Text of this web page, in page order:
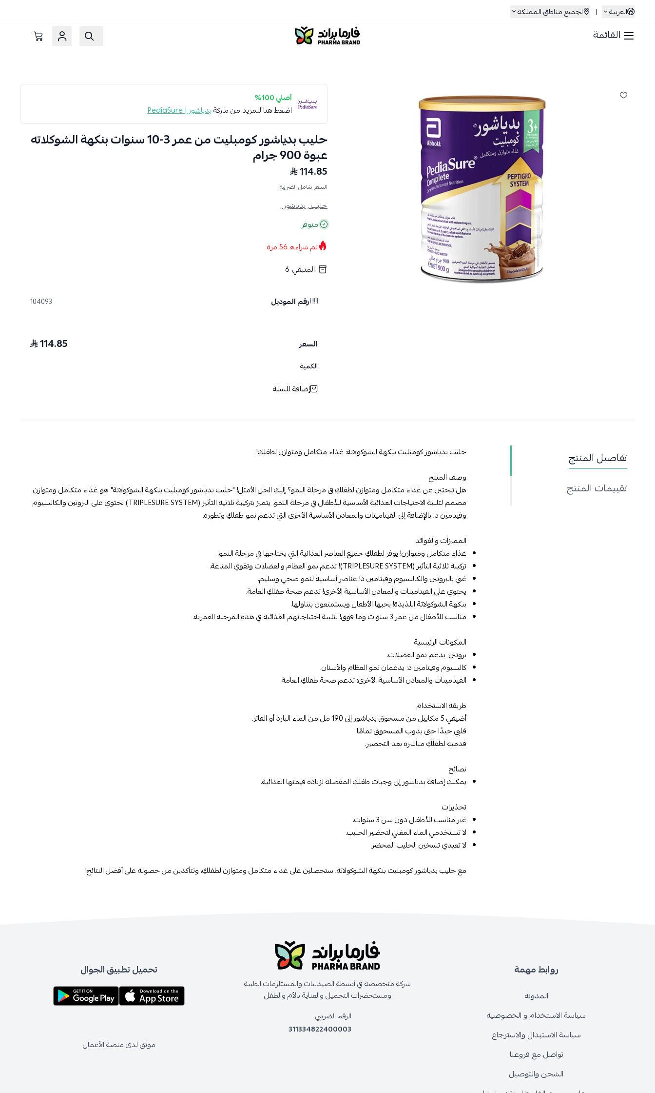
العربية | لجميع مناطق المملكة
القائمة صيدلية فارما براند
أصلي 100%
اضغط هنا للمزيد من ماركةبدياشور | PediaSure
حليب بدياشور كومبليت من عمر 3-10 سنوات بنكهة الشوكلاته
عبوة 900 جرام
114.85
السعر شامل الضريبة
حليب ,بدياشور ,
متوفر
تم شراءه56مرة
المتبقي 6
رقم الموديل 104093
السعر 114.85
الكمية
إضافة للسلة
تفاصيل المنتج
تقييمات المنتج
حليب بدياشور كومبليت بنكهة الشوكولاتة: غذاء متكامل ومتوازن لطفلكِ!
وصف المنتج
هل تبحثين عن غذاء متكامل ومتوازن لطفلكِ في مرحلة النمو؟ إليكِ الحل الأمثل! "حليب بدياشور كومبليت بنكهة الشوكولاتة" هو غذاء متكامل ومتوازن
مصمم لتلبية الاحتياجات الغذائية الأساسية للأطفال في مرحلة النمو. يتميز بتركيبة ثلاثية التأثير (TRIPLESURE SYSTEM) تحتوي على البروتين والكالسيوم
وفيتامين د، بالإضافة إلى الفيتامينات والمعادن الأساسية الأخرى التي تدعم نمو طفلكِ وتطوره.
المميزات والفوائد
غذاء متكامل ومتوازن! يوفر لطفلكِ جميع العناصر الغذائية التي يحتاجها في مرحلة النمو.
تركيبة ثلاثية التأثير (TRIPLESURE SYSTEM)! تدعم نمو العظام والعضلات وتقوي المناعة.
غني بالبروتين والكالسيوم وفيتامين د! عناصر أساسية لنمو صحي وسليم.
يحتوي على الفيتامينات والمعادن الأساسية الأخرى! تدعم صحة طفلكِ العامة.
بنكهة الشوكولاتة اللذيذة! يحبها الأطفال ويستمتعون بتناولها.
مناسب للأطفال من عمر 3 سنوات وما فوق! لتلبية احتياجاتهم الغذائية في هذه المرحلة العمرية.
المكونات الرئيسية
بروتين: يدعم نمو العضلات.
كالسيوم وفيتامين د: يدعمان نمو العظام والأسنان.
الفيتامينات والمعادن الأساسية الأخرى: تدعم صحة طفلكِ العامة.
طريقة الاستخدام
أضيفي 5 مكاييل من مسحوق بدياشور إلى 190 مل من الماء البارد أو الفاتر.
قلبي جيدًا حتى يذوب المسحوق تمامًا.
قدميه لطفلكِ مباشرة بعد التحضير.
نصائح
يمكنكِ إضافة بدياشور إلى وجبات طفلكِ المفضلة لزيادة قيمتها الغذائية.
تحذيرات
غير مناسب للأطفال دون سن 3 سنوات.
لا تستخدمي الماء المغلي لتحضير الحليب.
لا تعيدي تسخين الحليب المحضر.
مع حليب بدياشور كومبليت بنكهة الشوكولاتة، ستحصلين على غذاء متكامل ومتوازن لطفلكِ، وتتأكدين من حصوله على أفضل النتائج!
روابط مهمة
المدونة
سياسة الاستخدام و الخصوصية
سياسة الاستبدال والاسترجاع
تواصل مع فروعنا
الشحن والتوصيل
شركة متخصصة في أنشطة الصيدليات والمستلزمات الطبية
ومستحضرات التجميل والعناية بالأم والطفل
الرقم الضريبي
311334822400003
تحميل تطبيق الجوال
موثق لدى منصة الأعمال